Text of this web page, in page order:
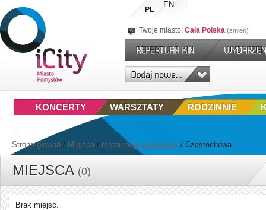
PL
EN
Twoje miasto: Cała Polska zmień
RODZINNIE
WARSZTATY
KONCERTY
Strona główna / Miejsca / restauracje-i-kawiarnie / Częstochowa
MIEJSCA (0)
Brak miejsc.